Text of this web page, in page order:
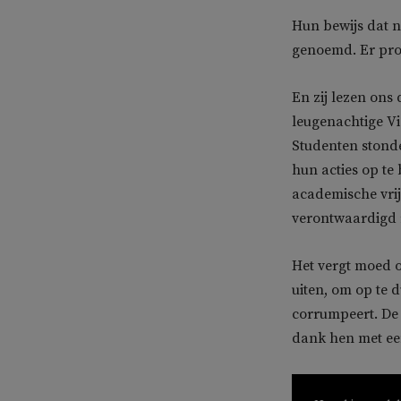
Hun bewijs dat
genoemd. Er
En zij lezen ons
leugenachtige
Studenten
hun acties op te
academische
verontwaardigd
Het vergt moed
uiten, om op te
corrumpeert.
dank hen met